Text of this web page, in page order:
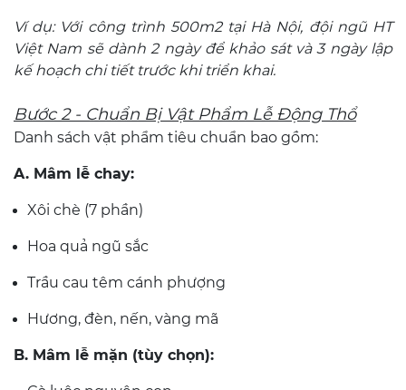
Ví dụ: Với công trình 500m2 tại Hà Nội, đội ngũ HT
Việt Nam sẽ dành 2 ngày để khảo sát và 3 ngày lập
kế hoạch chi tiết trước khi triển khai.
Bước 2 - Chuẩn Bị Vật Phẩm Lễ Động Thổ
Danh sách vật phẩm tiêu chuẩn bao gồm:
A. Mâm lễ chay:
Xôi chè (7 phần)
Hoa quả ngũ sắc
Trầu cau têm cánh phượng
Hương, đèn, nến, vàng mã
B. Mâm lễ mặn (tùy chọn):